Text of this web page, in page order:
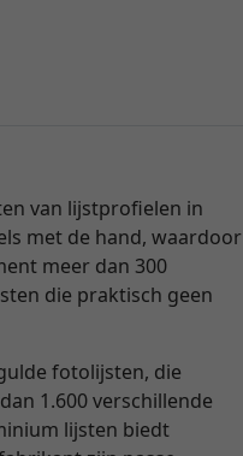
van lijstprofielen in
met de hand, waardoor
meer dan 300
die praktisch geen
fotolijsten, die
1.600 verschillende
lijsten biedt